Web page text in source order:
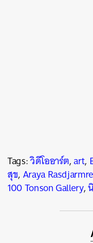
Tags:วิดีโออาร์ต,art,
สุข,Araya
100 Tonson Gallery,